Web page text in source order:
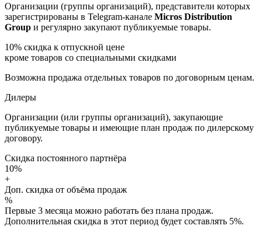
Организации (группы организаций), представители которых
зарегистрированы в Telegram-канале Micros Distribution
Group и регулярно закупают публикуемые товары.
10% скидка к отпускной цене
кроме товаров со специальными скидками
Возможна продажа отдельных товаров по договорным ценам.
Дилеры
Организации (или группы организаций), закупающие
публикуемые товары и имеющие план продаж по дилерскому
договору.
Скидка постоянного партнёра
10%
+
Доп. скидка от объёма продаж
%
Первые 3 месяца можно работать без плана продаж.
Дополнительная скидка в этот период будет составлять 5%.